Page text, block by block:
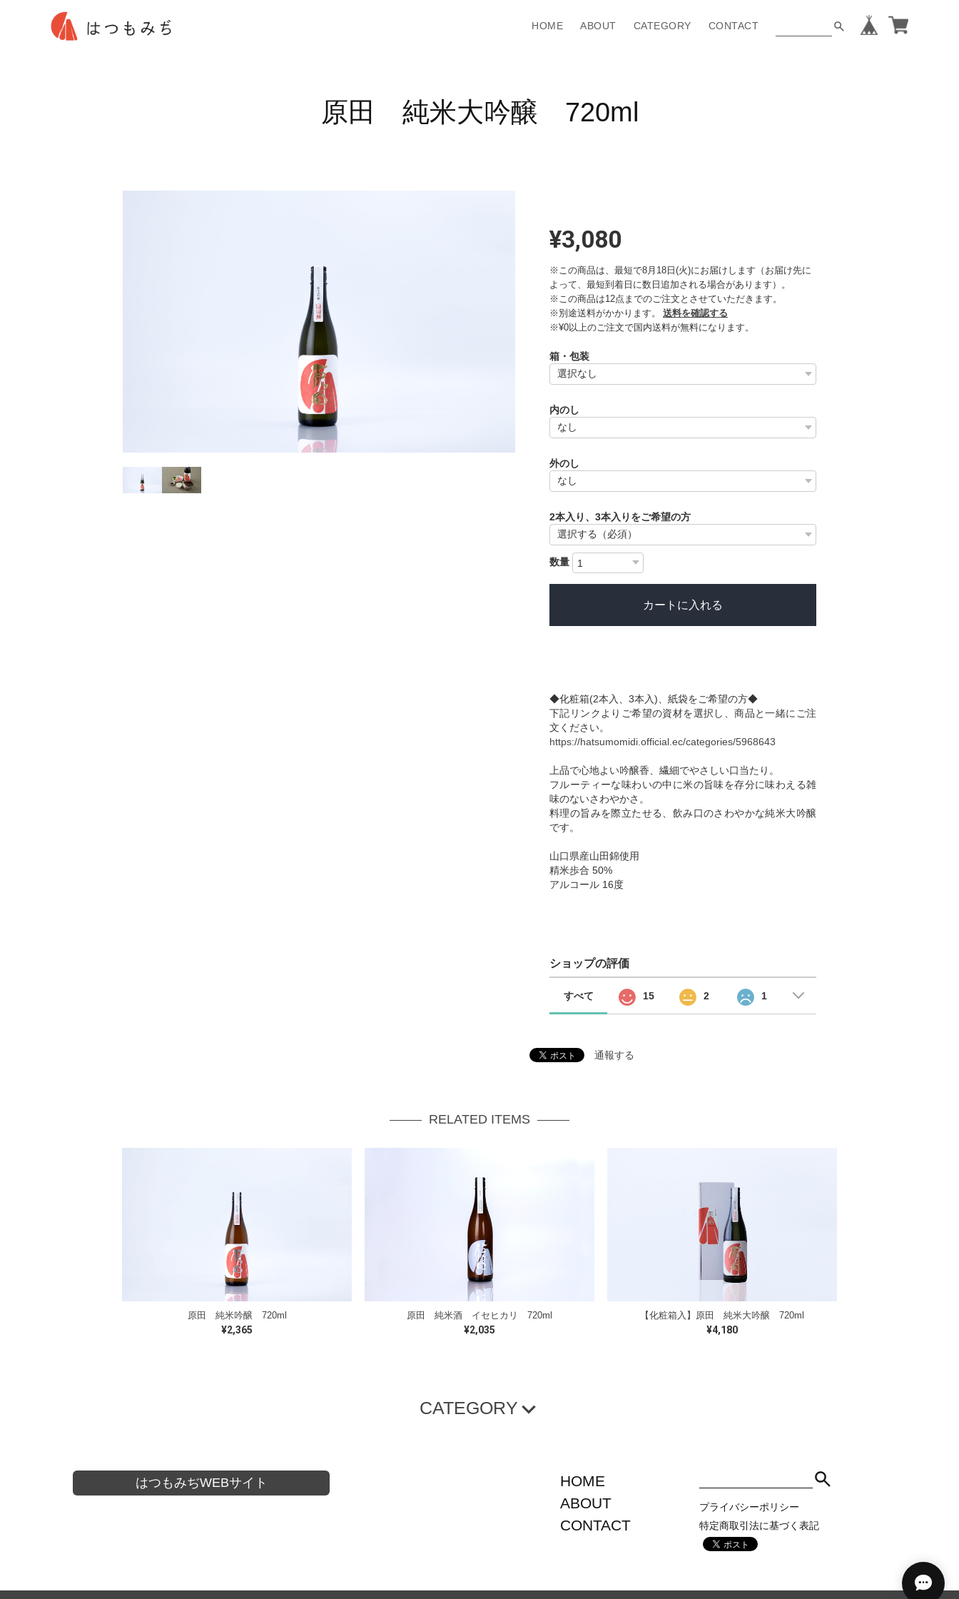
HOME ABOUT CATEGORY CONTACT
原田 純米大吟醸 720ml
¥3,080
※この商品は、最短で8月18日(火)にお届けします（お届け先に
よって、最短到着日に数日追加される場合があります）。
※この商品は12点までのご注文とさせていただきます。
※別途送料がかかります。
送料を確認する
※¥0以上のご注文で国内送料が無料になります。
箱・包装
内のし
外のし
2本入り、3本入りをご希望の方
数量
カートに入れる
◆化粧箱(2本入、3本入)、紙袋をご希望の方◆
下記リンクよりご希望の資材を選択し、商品と一緒にご注
文ください。
https://hatsumomidi.official.ec/categories/5968643
上品で心地よい吟醸香、繊細でやさしい口当たり。
フルーティーな味わいの中に米の旨味を存分に味わえる雑
味のないさわやかさ。
料理の旨みを際立たせる、飲み口のさわやかな純米大吟醸
です。
山口県産山田錦使用
精米歩合 50%
アルコール 16度
ショップの評価
すべて 15 2 1
通報する
RELATED ITEMS
原田 純米吟醸 720ml
¥2,365
原田 純米酒 イセヒカリ 720ml
¥2,035
【化粧箱入】原田 純米大吟醸 720ml
¥4,180
CATEGORY
300ml
包装・熨斗
はつもみぢWEBサイト
HOME
ABOUT
CONTACT
プライバシーポリシー
特定商取引法に基づく表記